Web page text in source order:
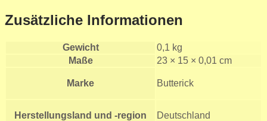
Zusätzliche Informationen
Gewicht
0,1 kg
Maße
23 × 15 × 0,01 cm
Marke Butterick
Herstellungsland und -region Deutschland